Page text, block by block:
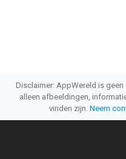
Disclaimer: AppWereld is
alleen afbeeldingen,
vinden zijn. Neem